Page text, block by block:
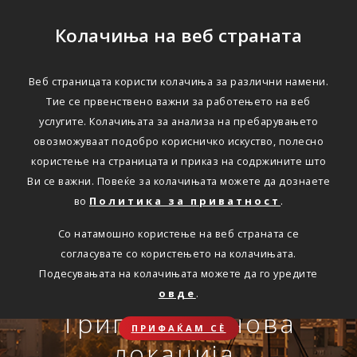
Колачиња на веб страната
Веб страницата користи колачиња за различни намени.
Тие се првенствено важни за работењето на веб
услугите. Колачињата за анализа на пребарувањето
овозможуваат подобро корисничко искуство, полесно
користење на страницата и приказ на содржините што
Ви се важни. Повеќе за колачињата можете да дознаете
во Политика за приватност .
Со натамошно користење на веб страната се
согласувате со користењето на колачињата.
Подесувањата на колачињата можете да го уредите
овде .
ПРИФАЌАМ СЀ
Триглав на нова
Сѐ ќе биде во ред
Совет, информација или инспирација за секоја животна
Онлајн пријава на
осигурен случај преку
OneID
Travel Smart и Travel
Smart Plus
Едноставно преку
интернет
АВТОМОБИЛСКА ОДГОВОРНОСТ
Oнлајн обнова на осигурување.
ЗДРАВСТВЕНО ПАТНИЧКО